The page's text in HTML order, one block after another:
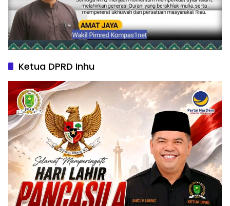
Ketua DPRD Inhu